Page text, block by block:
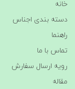
خانه
دسته بندی اجناس
راهنما
تماس با ما
رویه ارسال سفارش
مقاله